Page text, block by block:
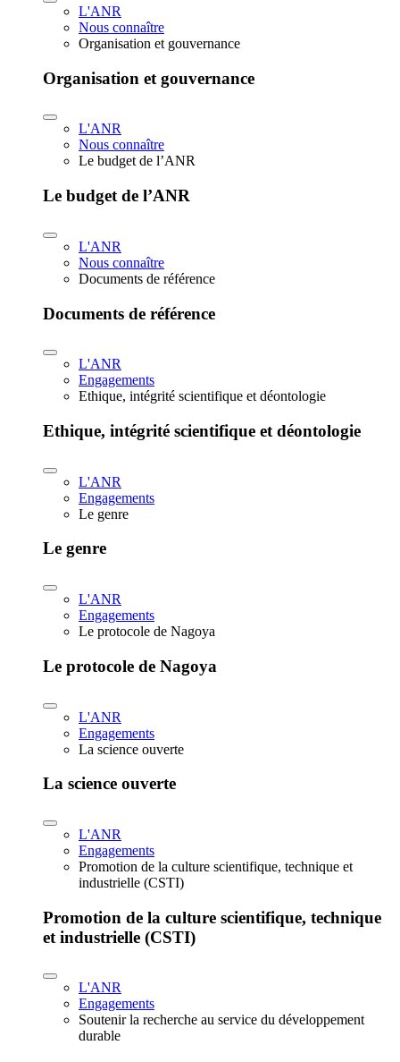
L'ANR
Nous connaître
Organisation et gouvernance
Organisation et gouvernance
L'ANR
Nous connaître
Le budget de l’ANR
Le budget de l’ANR
L'ANR
Nous connaître
Documents de référence
Documents de référence
L'ANR
Engagements
Ethique, intégrité scientifique et déontologie
Ethique, intégrité scientifique et déontologie
L'ANR
Engagements
Le genre
Le genre
L'ANR
Engagements
Le protocole de Nagoya
Le protocole de Nagoya
L'ANR
Engagements
La science ouverte
La science ouverte
L'ANR
Engagements
Promotion de la culture scientifique, technique et
industrielle (CSTI)
Promotion de la culture scientifique, technique
et industrielle (CSTI)
L'ANR
Engagements
Soutenir la recherche au service du développement
durable